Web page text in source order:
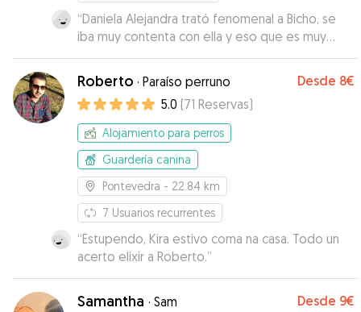
“Daniela Alejandra trató fenomenal a Bicho, se
iba muy contenta con ella y eso que es muy
desconfiada.”
Roberto · Paraíso perruno Desde 8€
5.0 (71 Reservas)
Alojamiento para perros
Guardería canina
Pontevedra - 22.84 km
7 Usuarios recurrentes
“Estupendo, Kira estivo coma na casa. Todo un
acerto elixir a Roberto.”
Samantha · Sam Desde 9€